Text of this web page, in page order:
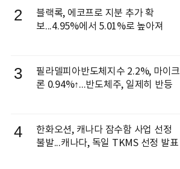
2
블랙록, 에코프로 지분 추가 확
보...4.95%에서 5.01%로 높아져
3
필라델피아반도체지수 2.2%, 마이크
론 0.94%↑...반도체주, 일제히 반등
4
한화오션, 캐나다 잠수함 사업 선정
불발...캐나다, 독일 TKMS 선정 발표